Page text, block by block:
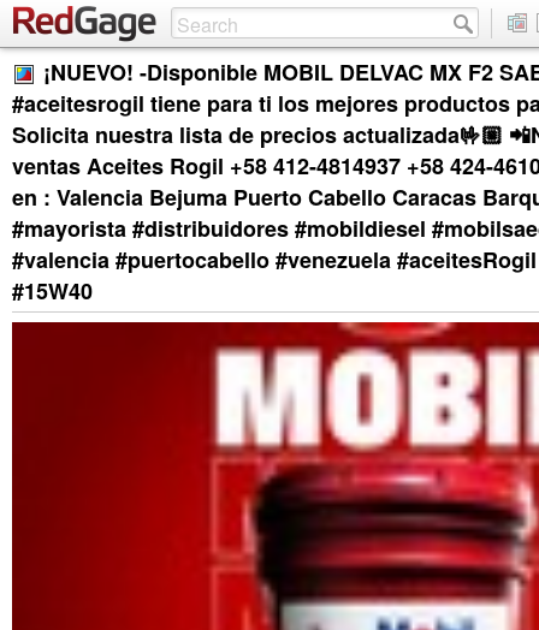
¡NUEVO! -Disponible MOBIL DELVAC MX F2
#aceitesrogil tiene para ti los mejores productos
Solicita nuestra lista de precios actualizada🤟🏼
ventas Aceites Rogil +58 412-4814937 +58 424-
en : Valencia Bejuma Puerto Cabello Caracas
#mayorista #distribuidores #mobildiesel
#valencia #puertocabello #venezuela
#15W40